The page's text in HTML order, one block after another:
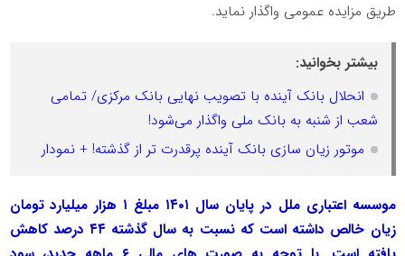
طریق مزایده عمومی واگذار نماید.
بیشتر بخوانید:
انحلال بانک آینده با تصویب نهایی بانک مرکزی/ تمامی
شعب از شنبه به بانک ملی واگذار می‌شود!
موتور زیان سازی بانک آینده پرقدرت تر از گذشته! + نمودار
موسسه اعتباری ملل در پایان سال ۱۴۰۱ مبلغ ۱ هزار میلیارد تومان
زیان خالص داشته است که نسبت به سال گذشته ۴۴ درصد کاهش